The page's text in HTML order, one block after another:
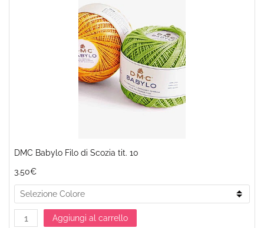
DMC Babylo Filo di Scozia tit. 10
3.50€
Aggiungi al carrello